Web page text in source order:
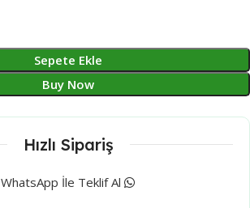
Sepete Ekle
Buy Now
Hızlı Sipariş
WhatsApp İle Teklif Al